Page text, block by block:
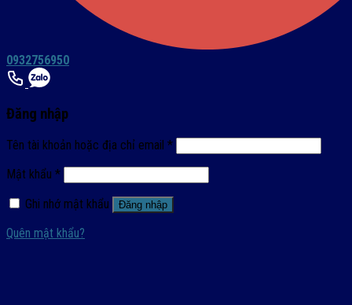
0932756950
Đăng nhập
Tên tài khoản hoặc địa chỉ email *
Mật khẩu *
Ghi nhớ mật khẩu
Đăng nhập
Quên mật khẩu?